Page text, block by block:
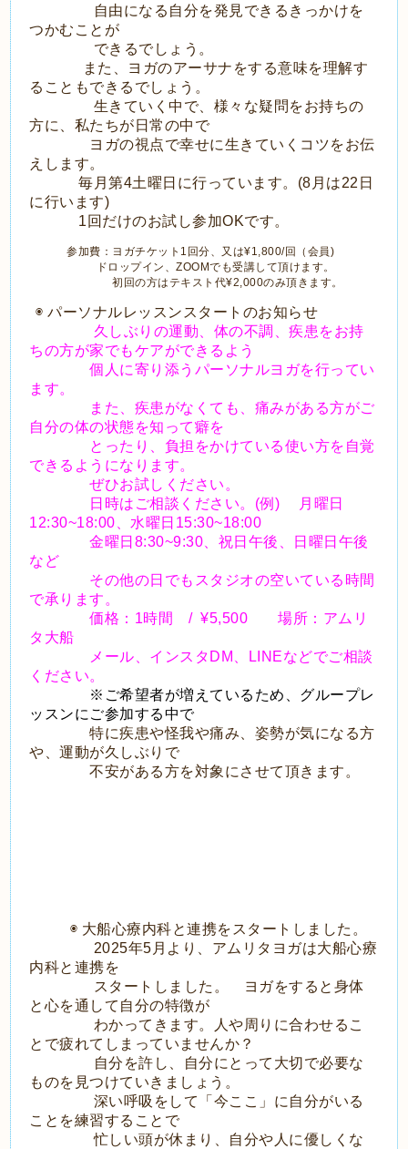
自由になる自分を発見できるきっかけを
つかむことが
できるでしょう。
また、ヨガのアーサナをする意味を理解す
ることもできるでしょう。
生きていく中で、様々な疑問をお持ちの
方に、私たちが日常の中で
ヨガの視点で幸せに生きていくコツをお伝
えします。
毎月第4土曜日に行っています。(8月は22日
に行います)
1回だけのお試し参加OKです。
参加費：ヨガチケット1回分、又は¥1,800/回（会員)
ドロップイン、ZOOMでも受講して頂けます。
初回の方はテキスト代¥2,000のみ頂きます。
◉ パーソナルレッスンスタートのお知らせ
久しぶりの運動、体の不調、疾患 をお持
ちの方が家でもケアができるよう
個人に寄り添うパーソナルヨガを行ってい
ます。
また、 疾患がなくても、痛みがある方がご
自分の体の状態を知って癖を
とったり、 負担をかけている使い方を自覚
できるようになります。
ぜひお試しください。
日時はご相談ください。(例) 月曜日
12:30~18:00、水曜日15:30~18:00
金曜日8:30~9:30、祝日午後、日曜日午後
など
その他の日でもスタジオの空いている時間
で承ります。
価格：1時間 / ¥5,500 場所：アムリ
タ大船
メール、インスタDM、LINEなどでご相談
ください。
※ご希望者が増えているため、グループレ
ッスンにご参加する中で
特に疾患や怪我や痛み、姿勢が気になる方
や、運動が久しぶりで
不安がある方を対象にさせて頂きます。
◉ 大船心療内科と連携をスタートしました。
2025年5月より、アムリタヨガは大船心療
内科と連携を
スタートしました。 ヨガをすると身体
と心を通して自分の特徴が
わかってきます。人や周りに合わせるこ
とで疲れてしまっていませんか？
自分を許し、自分にとって大切で必要な
ものを見つけていきましょう。
深い呼吸をして「今ここ」に自分がいる
ことを練習することで
忙しい頭が休まり、自分や人に優しくな